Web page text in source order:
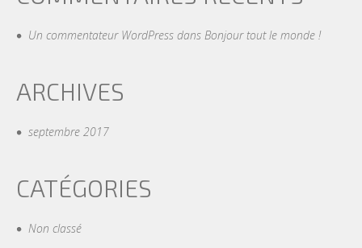
Un commentateur WordPress dans Bonjour tout le monde !
ARCHIVES
septembre 2017
CATÉGORIES
Non classé